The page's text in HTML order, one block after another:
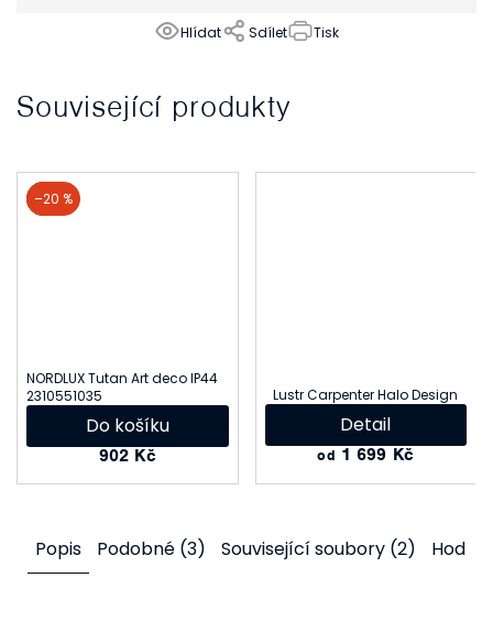
Tisk
Hlídat Sdílet
Související produkty
akce
–20 %
NORDLUX Tutan Art deco IP44
2310551035
902 Kč
Do košíku
Lustr Carpenter Halo Design
od 1 699 Kč
Detail
Popis Podobné (3) Související soubory (2)